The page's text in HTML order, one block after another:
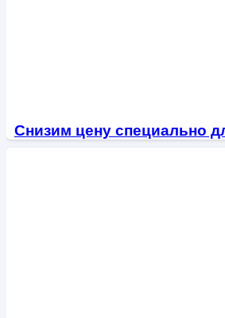
Снизим цену специально